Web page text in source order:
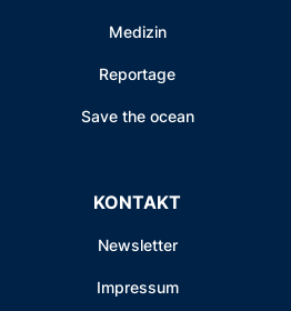
Medizin
Reportage
Save the ocean
KONTAKT
Newsletter
Impressum